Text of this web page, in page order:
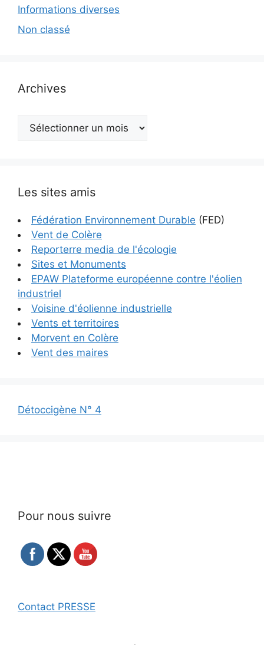
Informations diverses
Non classé
Archives
Archives
Les sites amis
Fédération Environnement Durable (FED)
Vent de Colère
Reporterre media de l'écologie
Sites et Monuments
EPAW Plateforme européenne contre l'éolien
industriel
Voisine d'éolienne industrielle
Vents et territoires
Morvent en Colère
Vent des maires
Détoccigène N° 4
Pour nous suivre
Contact PRESSE